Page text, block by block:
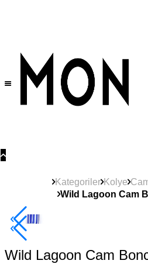
Kategoriler Kolye
Wild Lagoon Cam
2+ Ürüne +%10
Wild Lagoon Cam